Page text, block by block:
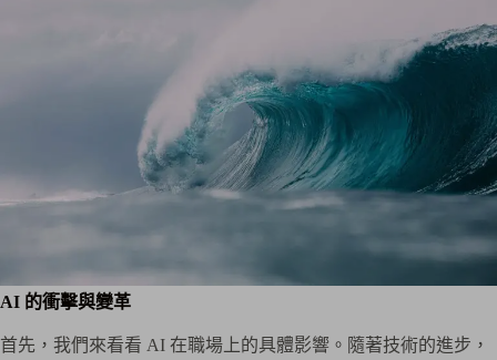
AI 的衝擊與變革
首先，我們來看看 AI 在職場上的具體影響。隨著技術的進步，